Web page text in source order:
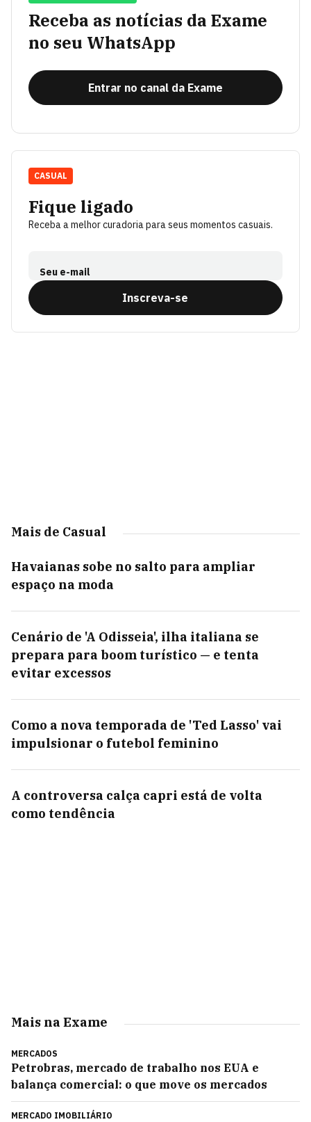
Receba as notícias da Exame
no seu WhatsApp
Entrar no canal da Exame
Fique ligado
Receba a melhor curadoria para seus momentos casuais.
Seu e-mail
Inscreva-se
CASUAL
Mais de Casual
Havaianas sobe no salto para ampliar
espaço na moda
Cenário de 'A Odisseia', ilha italiana se
prepara para boom turístico — e tenta
evitar excessos
Como a nova temporada de 'Ted Lasso' vai
impulsionar o futebol feminino
A controversa calça capri está de volta
como tendência
Mais na Exame
MERCADOS
Petrobras, mercado de trabalho nos EUA e
balança comercial: o que move os mercados
MERCADO IMOBILIÁRIO